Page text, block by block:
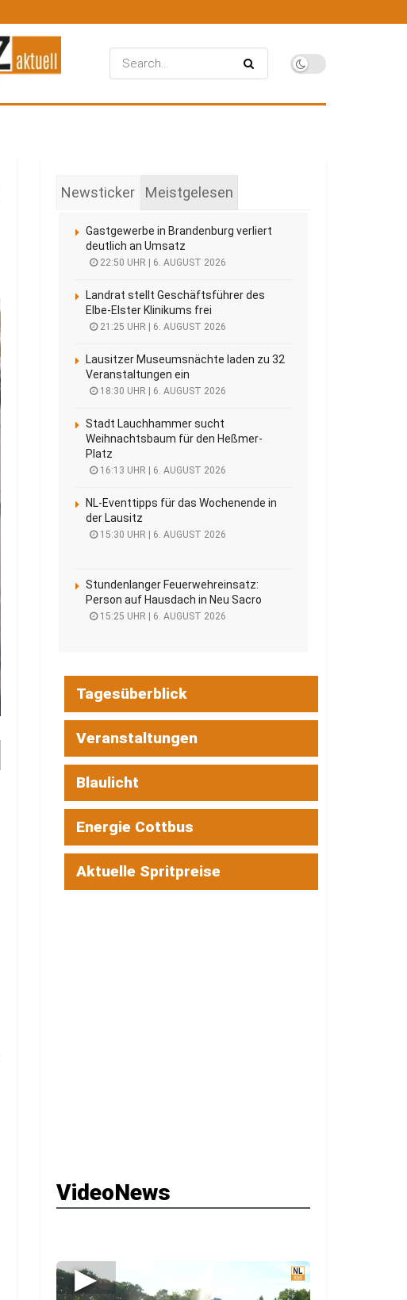
Newsticker Meistgelesen
Gastgewerbe in Brandenburg verliert
deutlich an Umsatz
22:50 UHR | 6. AUGUST 2026
Landrat stellt Geschäftsführer des
Elbe-Elster Klinikums frei
21:25 UHR | 6. AUGUST 2026
Lausitzer Museumsnächte laden zu 32
Veranstaltungen ein
18:30 UHR | 6. AUGUST 2026
Stadt Lauchhammer sucht
Weihnachtsbaum für den Heßmer-
Platz
16:13 UHR | 6. AUGUST 2026
NL-Eventtipps für das Wochenende in
der Lausitz
15:30 UHR | 6. AUGUST 2026
Stundenlanger Feuerwehreinsatz:
Person auf Hausdach in Neu Sacro
15:25 UHR | 6. AUGUST 2026
Tagesüberblick
Veranstaltungen
Blaulicht
Energie Cottbus
Aktuelle Spritpreise
VideoNews
▶